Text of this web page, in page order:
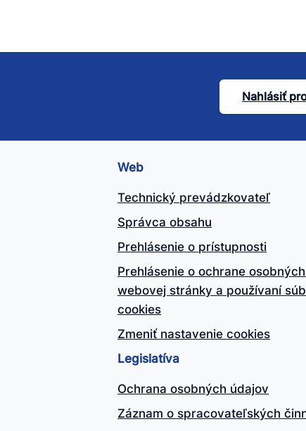
Nahlásiť
Web
Technický prevádzkovateľ
Správca obsahu
Prehlásenie o prístupnosti
Prehlásenie o ochrane
webovej stránky a používaní
cookies
Zmeniť nastavenie cookies
Legislatíva
Ochrana osobných údajov
Záznam o spracovateľských